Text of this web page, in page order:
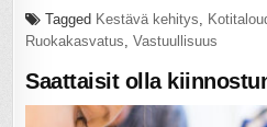
Tagged Kestävä kehitys,
Ruokakasvatus,Vastuullisuus
Saattaisit olla